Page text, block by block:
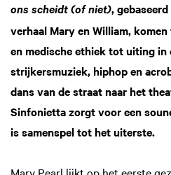
ons scheidt (of niet),
verhaal Mary en William,
en medische ethiek tot uiting in
strijkersmuziek, hiphop en
dans van de straat naar het
Sinfonietta zorgt voor een
is samenspel tot het uiterste.
Inzoomen